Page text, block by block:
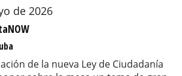
de 2026
de la nueva Ley de Ciudadanía